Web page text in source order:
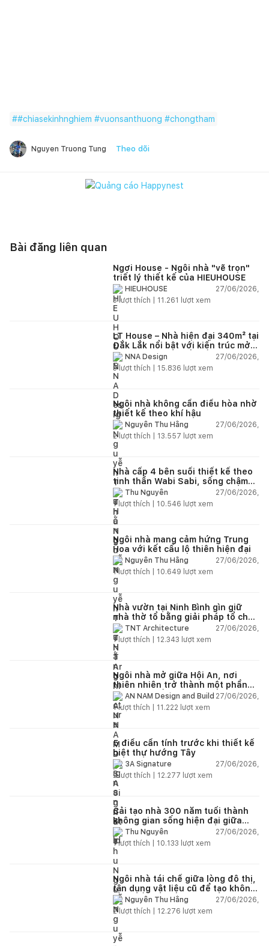
##chiasekinhnghiem #vuonsanthuong #chongtham
Nguyen Truong Tung Theo dõi
Bài đăng liên quan
Ngơi House - Ngôi nhà "vẽ trọn"
triết lý thiết kế của HIEUHOUSE
HIEUHOUSE
27/06/2026,
3lượt thích | 11.261 lượt xem
LT House – Nhà hiện đại 340m² tại
Đắk Lắk nổi bật với kiến trúc mở
và hệ sân vườn kết nối thiên
nhiên
NNA Design
27/06/2026,
3lượt thích | 15.836 lượt xem
Ngôi nhà không cần điều hòa nhờ
thiết kế theo khí hậu
Nguyễn Thu Hằng
27/06/2026,
2lượt thích | 13.557 lượt xem
Nhà cấp 4 bên suối thiết kế theo
tinh thần Wabi Sabi, sống chậm
giữa thiên nhiên
Thu Nguyễn
27/06/2026,
1lượt thích | 10.546 lượt xem
Ngôi nhà mang cảm hứng Trung
Hoa với kết cấu lộ thiên hiện đại
Nguyễn Thu Hằng
27/06/2026,
1lượt thích | 10.649 lượt xem
Nhà vườn tại Ninh Bình gìn giữ
nhà thờ tổ bằng giải pháp tổ chức
lại không gian
TNT Architecture
27/06/2026,
1lượt thích | 12.343 lượt xem
Ngôi nhà mở giữa Hội An, nơi
thiên nhiên trở thành một phần
của cuộc sống
AN NAM Design and Build 27/06/2026,
1lượt thích | 11.222 lượt xem
5 điều cần tính trước khi thiết kế
biệt thự hướng Tây
3A Signature
27/06/2026,
2lượt thích | 12.277 lượt xem
Cải tạo nhà 300 năm tuổi thành
không gian sống hiện đại giữa
thiên nhiên
Thu Nguyễn
27/06/2026,
1lượt thích | 10.133 lượt xem
Ngôi nhà tái chế giữa lòng đô thị,
tận dụng vật liệu cũ để tạo không
gian sống linh hoạt
Nguyễn Thu Hằng
27/06/2026,
2lượt thích | 12.276 lượt xem